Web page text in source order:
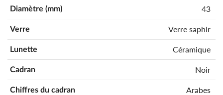
Diamètre (mm) 43
Verre Verre saphir
Lunette Céramique
Cadran Noir
Chiffres du cadran Arabes